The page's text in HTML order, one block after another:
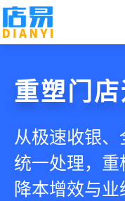
门店收
智慧收银+商
商城，一套
增长难题
重塑门
从极速收银
统一处理，
降本增效与业
驱动私
从支付即会
通，驱动私
提升忠诚度和
快速拓
借助小程序
后，打通全
界，提升顾客